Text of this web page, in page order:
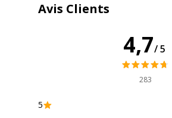
Avis Clients
4,7/5
283
5